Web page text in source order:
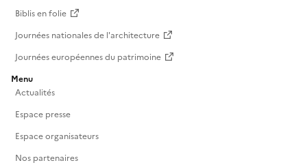
Biblis en folie
Journées nationales de l'architecture
Journées européennes du patrimoine
Menu
Actualités
Espace presse
Espace organisateurs
Nos partenaires